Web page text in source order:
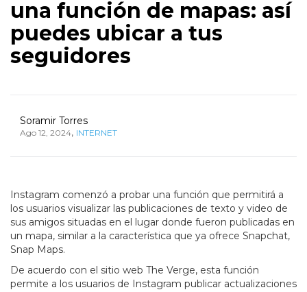
una función de mapas: así
puedes ubicar a tus
seguidores
Soramir Torres
Ago 12, 2024, INTERNET
Instagram comenzó a probar una función que permitirá a
los usuarios visualizar las publicaciones de texto y video de
sus amigos situadas en el lugar donde fueron publicadas en
un mapa, similar a la característica que ya ofrece Snapchat,
Snap Maps.
De acuerdo con el sitio web The Verge, esta función
permite a los usuarios de Instagram publicar actualizaciones